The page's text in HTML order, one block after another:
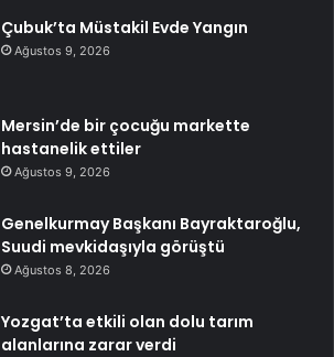
Çubuk’ta Müstakil Evde Yangın
Ağustos 9, 2026
Mersin’de bir çocuğu markette
hastanelik ettiler
Ağustos 9, 2026
Genelkurmay Başkanı Bayraktaroğlu,
Suudi mevkidaşıyla görüştü
Ağustos 8, 2026
Yozgat’ta etkili olan dolu tarım
alanlarına zarar verdi